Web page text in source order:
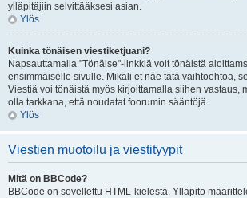
ylläpitäjiin selvittääksesi asian.
Ylös
Kuinka tönäisen viestiketjuani?
Napsauttamalla "Tönäise"-linkkiä voit tönäistä
ensimmäiselle sivulle. Mikäli et näe tätä vaihtoehtoa,
Viestiä voi tönäistä myös kirjoittamalla siihen vastaus,
olla tarkkana, että noudatat foorumin sääntöjä.
Ylös
Viestien muotoilu ja viestityypit
Mitä on BBCode?
BBCode on sovellettu HTML-kielestä. Ylläpito